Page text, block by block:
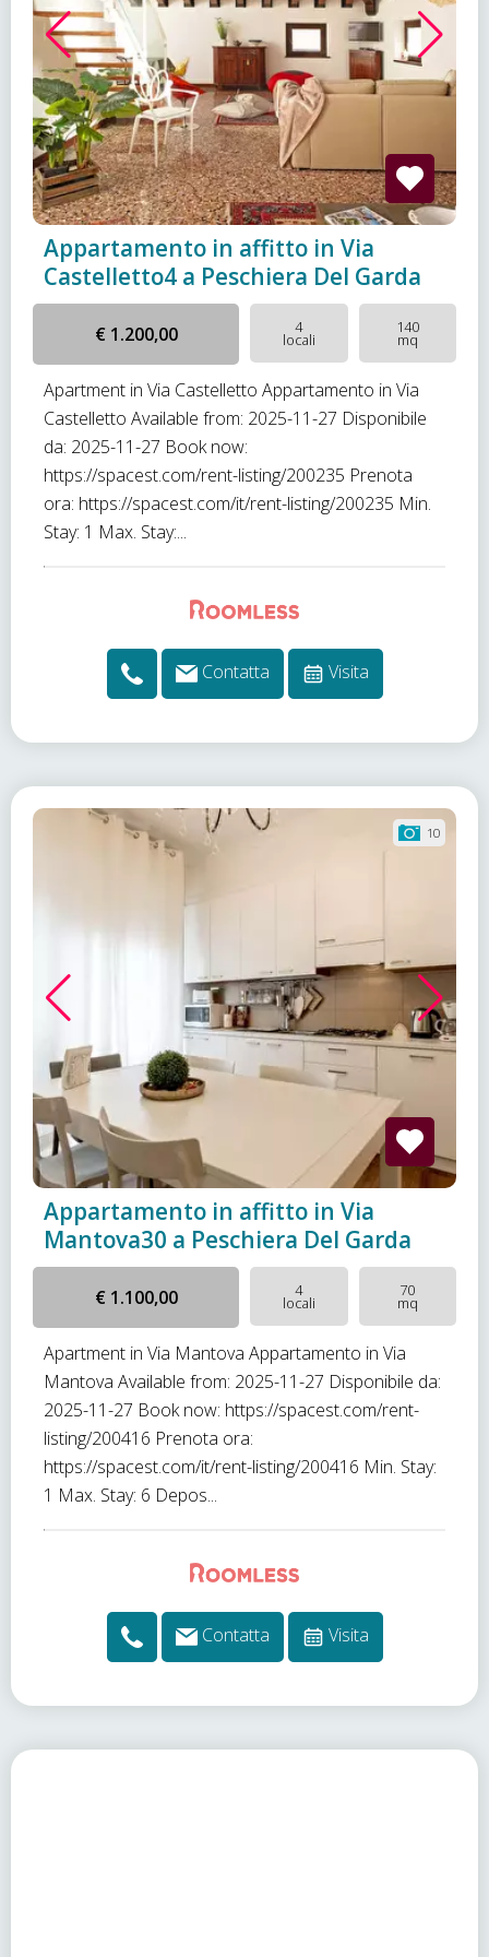
Appartamento in affitto in Via
Castelletto4 a Peschiera Del Garda
€ 1.200,00 4
locali
140
mq
Apartment in Via Castelletto Appartamento in Via
Castelletto Available from: 2025-11-27 Disponibile
da: 2025-11-27 Book now:
https://spacest.com/rent-listing/200235 Prenota
ora: https://spacest.com/it/rent-listing/200235 Min.
Stay: 1 Max. Stay:...
Contatta Visita
10
Appartamento in affitto in Via
Mantova30 a Peschiera Del Garda
€ 1.100,00 4
locali
70
mq
Apartment in Via Mantova Appartamento in Via
Mantova Available from: 2025-11-27 Disponibile da:
2025-11-27 Book now: https://spacest.com/rent-
listing/200416 Prenota ora:
https://spacest.com/it/rent-listing/200416 Min. Stay:
1 Max. Stay: 6 Depos...
Contatta Visita